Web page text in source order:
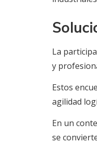
La
y
Estos
agilidad
En un
se